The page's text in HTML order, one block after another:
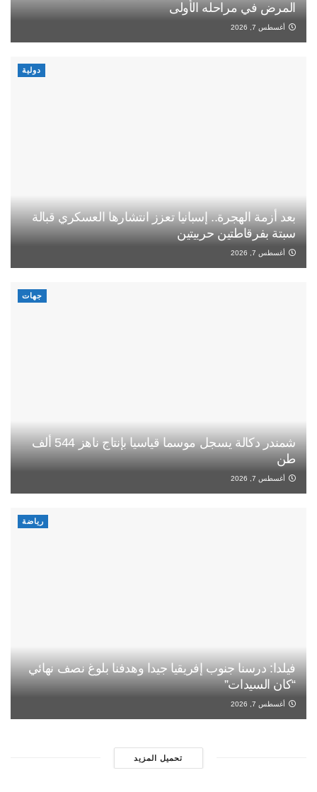
المرض في مراحله الأولى
أغسطس 7, 2026
دولية
بعد أزمة الهجرة.. إسبانيا تعزز انتشارها العسكري قبالة
سبتة بفرقاطتين حربيتين
أغسطس 7, 2026
جهات
شمندر دكالة يسجل موسما قياسيا بإنتاج ناهز 544 ألف
طن
أغسطس 7, 2026
رياضة
فيلدا: درسنا جنوب إفريقيا جيدا وهدفنا بلوغ نصف نهائي
“كان السيدات”
أغسطس 7, 2026
تحميل المزيد